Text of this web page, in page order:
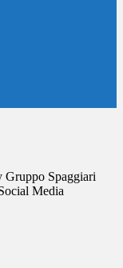
Gruppo Spaggiari
Media